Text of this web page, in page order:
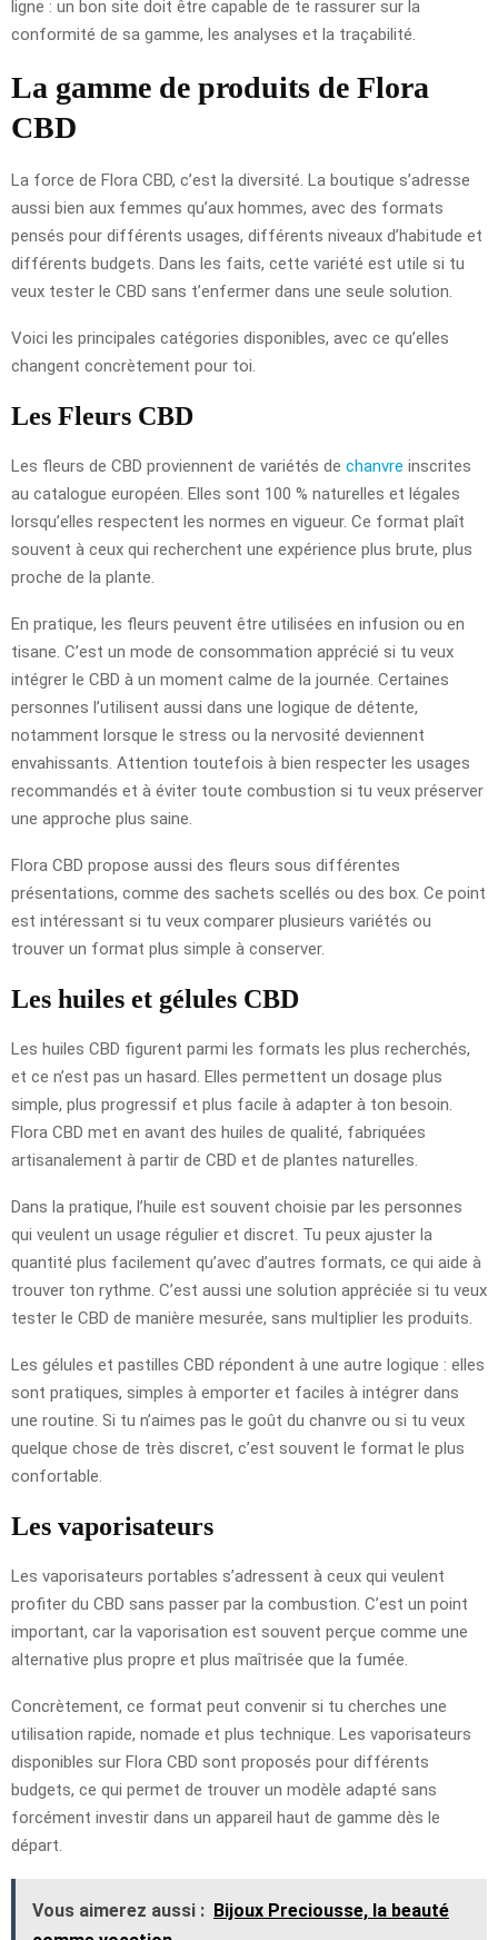
ligne : un bon site doit être capable de te rassurer sur la
conformité de sa gamme, les analyses et la traçabilité.
La gamme de produits de Flora
CBD
La force de Flora CBD, c’est la diversité. La boutique s’adresse
aussi bien aux femmes qu’aux hommes, avec des formats
pensés pour différents usages, différents niveaux d’habitude et
différents budgets. Dans les faits, cette variété est utile si tu
veux tester le CBD sans t’enfermer dans une seule solution.
Voici les principales catégories disponibles, avec ce qu’elles
changent concrètement pour toi.
Les Fleurs CBD
Les fleurs de CBD proviennent de variétés de chanvre inscrites
au catalogue européen. Elles sont 100 % naturelles et légales
lorsqu’elles respectent les normes en vigueur. Ce format plaît
souvent à ceux qui recherchent une expérience plus brute, plus
proche de la plante.
En pratique, les fleurs peuvent être utilisées en infusion ou en
tisane. C’est un mode de consommation apprécié si tu veux
intégrer le CBD à un moment calme de la journée. Certaines
personnes l’utilisent aussi dans une logique de détente,
notamment lorsque le stress ou la nervosité deviennent
envahissants. Attention toutefois à bien respecter les usages
recommandés et à éviter toute combustion si tu veux préserver
une approche plus saine.
Flora CBD propose aussi des fleurs sous différentes
présentations, comme des sachets scellés ou des box. Ce point
est intéressant si tu veux comparer plusieurs variétés ou
trouver un format plus simple à conserver.
Les huiles et gélules CBD
Les huiles CBD figurent parmi les formats les plus recherchés,
et ce n’est pas un hasard. Elles permettent un dosage plus
simple, plus progressif et plus facile à adapter à ton besoin.
Flora CBD met en avant des huiles de qualité, fabriquées
artisanalement à partir de CBD et de plantes naturelles.
Dans la pratique, l’huile est souvent choisie par les personnes
qui veulent un usage régulier et discret. Tu peux ajuster la
quantité plus facilement qu’avec d’autres formats, ce qui aide à
trouver ton rythme. C’est aussi une solution appréciée si tu veux
tester le CBD de manière mesurée, sans multiplier les produits.
Les gélules et pastilles CBD répondent à une autre logique : elles
sont pratiques, simples à emporter et faciles à intégrer dans
une routine. Si tu n’aimes pas le goût du chanvre ou si tu veux
quelque chose de très discret, c’est souvent le format le plus
confortable.
Les vaporisateurs
Les vaporisateurs portables s’adressent à ceux qui veulent
profiter du CBD sans passer par la combustion. C’est un point
important, car la vaporisation est souvent perçue comme une
alternative plus propre et plus maîtrisée que la fumée.
Concrètement, ce format peut convenir si tu cherches une
utilisation rapide, nomade et plus technique. Les vaporisateurs
disponibles sur Flora CBD sont proposés pour différents
budgets, ce qui permet de trouver un modèle adapté sans
forcément investir dans un appareil haut de gamme dès le
départ.
Vous aimerez aussi : Bijoux Preciousse, la beauté